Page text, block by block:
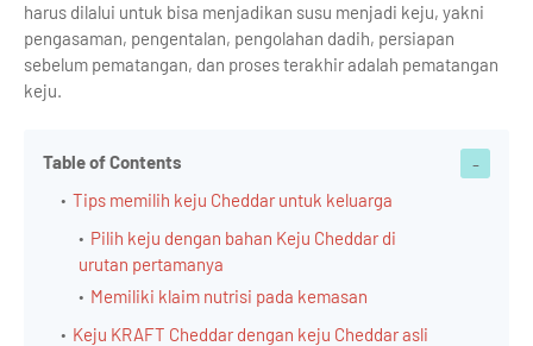
harus dilalui untuk bisa menjadikan susu menjadi keju, yakni
pengasaman, pengentalan, pengolahan dadih, persiapan
sebelum pematangan, dan proses terakhir adalah pematangan
keju.
Table of Contents
Tips memilih keju Cheddar untuk keluarga
Pilih keju dengan bahan Keju Cheddar di
urutan pertamanya
Memiliki klaim nutrisi pada kemasan
Keju KRAFT Cheddar dengan keju Cheddar asli